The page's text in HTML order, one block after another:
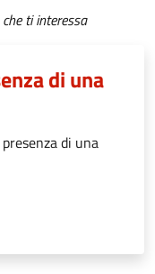
ti interessa
di una
di una